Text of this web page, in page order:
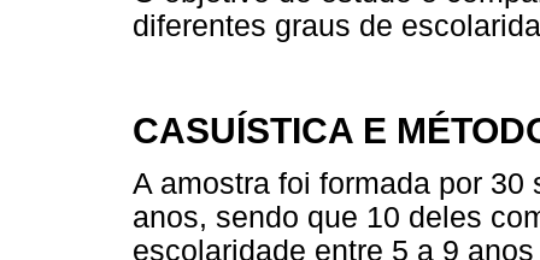
diferentes graus de
CASUÍSTICA E
A amostra foi formada por
anos, sendo que 10 deles
escolaridade entre 5 a 9